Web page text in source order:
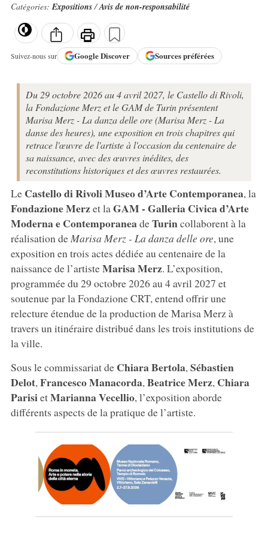
Catégories:Expositions/Avis de non-responsabilité
Suivez-nous sur GoogleDiscover Sources préférées
Du 29 octobre 2026 au 4 avril 2027, le Castello di Rivoli,
la Fondazione Merz et le GAM de Turin présentent
Marisa Merz - La danza delle ore (Marisa Merz - La
danse des heures), une exposition en trois chapitres qui
retrace l'œuvre de l'artiste à l'occasion du centenaire de
sa naissance, avec des œuvres inédites, des
reconstitutions historiques et des œuvres restaurées.
Le Castello di Rivoli Museo d’Arte Contemporanea, la
Fondazione Merzet la GAM - Galleria Civica d’Arte
Moderna e ContemporaneadeTurincollaborent à la
réalisation de Marisa Merz - La danza delle ore, une
exposition en trois actes dédiée au centenaire de la
naissance de l’artisteMarisaMerz. L’exposition,
programmée du 29 octobre 2026 au 4 avril 2027 et
soutenue par la Fondazione CRT, entend offrir une
relecture étendue de la production de Marisa Merz à
travers un itinéraire distribué dans les trois institutions de
la ville.
Sous le commissariat de ChiaraBertola, Sébastien
Delot, FrancescoManacorda, BeatriceMerz, Chiara
ParisietMariannaVecellio, l’exposition aborde
différents aspects de la pratique de l’artiste.